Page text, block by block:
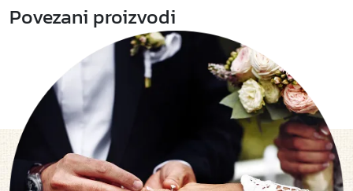
Povezani proizvodi